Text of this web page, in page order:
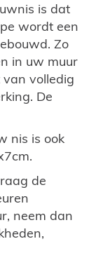
is dat
wordt een
Zo
in uw muur
volledig
De
nis is ook
de
neem dan